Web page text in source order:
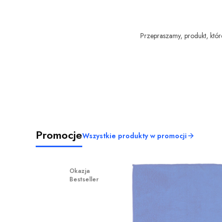
Przepraszamy, produkt,
PromocjeWszystkie produkty w promocji
Okazja
Bestseller